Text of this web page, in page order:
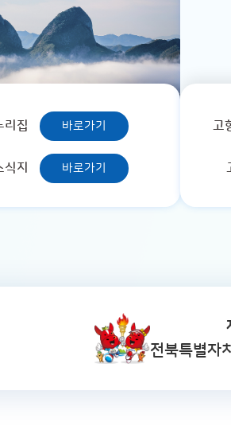
리집 바로가기
지 바로가기
고
전북특별자